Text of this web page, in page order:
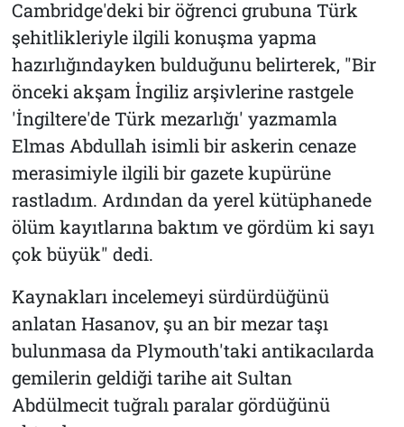
Cambridge'deki bir öğrenci grubuna Türk
şehitlikleriyle ilgili konuşma yapma
hazırlığındayken bulduğunu belirterek, "Bir
önceki akşam İngiliz arşivlerine rastgele
'İngiltere'de Türk mezarlığı' yazmamla
Elmas Abdullah isimli bir askerin cenaze
merasimiyle ilgili bir gazete kupürüne
rastladım. Ardından da yerel kütüphanede
ölüm kayıtlarına baktım ve gördüm ki sayı
çok büyük" dedi.
Kaynakları incelemeyi sürdürdüğünü
anlatan Hasanov, şu an bir mezar taşı
bulunmasa da Plymouth'taki antikacılarda
gemilerin geldiği tarihe ait Sultan
Abdülmecit tuğralı paralar gördüğünü